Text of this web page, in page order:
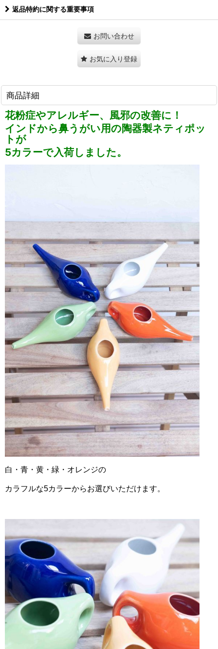
返品特約に関する重要事項
お問い合わせ
お気に入り登録
商品詳細
花粉症やアレルギー、風邪の改善に！
インドから鼻うがい用の陶器製ネティポッ
トが
5カラーで入荷しました。
白・青・黄・緑・オレンジの
カラフルな5カラーからお選びいただけます。